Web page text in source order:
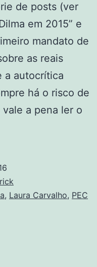
de posts (ver
em 2015” e
mandato de
as reais
a autocrítica
há o risco de
a pena ler o
, Laura Carvalho, PEC